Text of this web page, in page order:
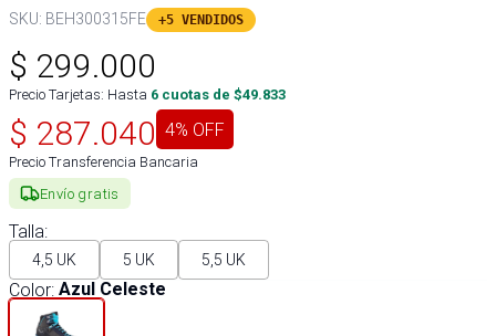
SKU: BEH300315FE +5 VENDIDOS
$ 299.000
Precio Tarjetas: Hasta 6 cuotas de $49.833
$ 287.040 4% OFF
Precio Transferencia Bancaria
Envío gratis
Talla:
4,5 UK 5 UK 5,5 UK
Color: Azul Celeste